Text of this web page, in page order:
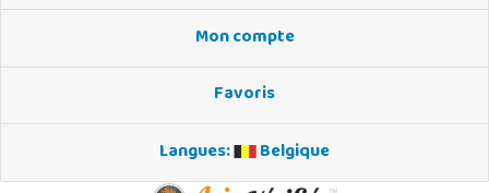
Mon compte
Favoris
Langues:
Belgique